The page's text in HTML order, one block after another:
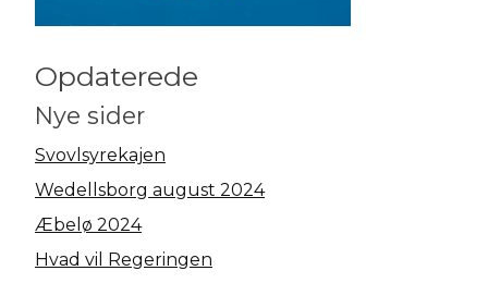
Opdaterede
Nye sider
Svovlsyrekajen
Wedellsborg august 2024
Æbelø 2024
Hvad vil Regeringen